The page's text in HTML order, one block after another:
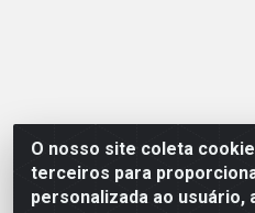
O nosso site coleta
terceiros para
personalizada ao usuário,
Cardeal Distribuidora -
do Moura - Caruaru/PE -